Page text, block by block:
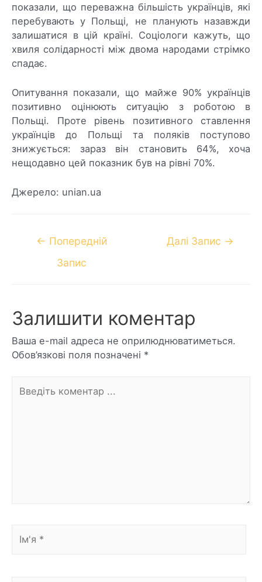
показали, що переважна більшість українців, які
перебувають у Польщі, не планують назавжди
залишатися в цій країні. Соціологи кажуть, що
хвиля солідарності між двома народами стрімко
спадає.
Опитування показали, що майже 90% українців
позитивно оцінюють ситуацію з роботою в
Польщі. Проте рівень позитивного ставлення
українців до Польщі та поляків поступово
знижується: зараз він становить 64%, хоча
нещодавно цей показник був на рівні 70%.
Джерело: unian.ua
← Попередній
Запис
Далі Запис →
Залишити коментар
Ваша e-mail адреса не оприлюднюватиметься.
Обов’язкові поля позначені *